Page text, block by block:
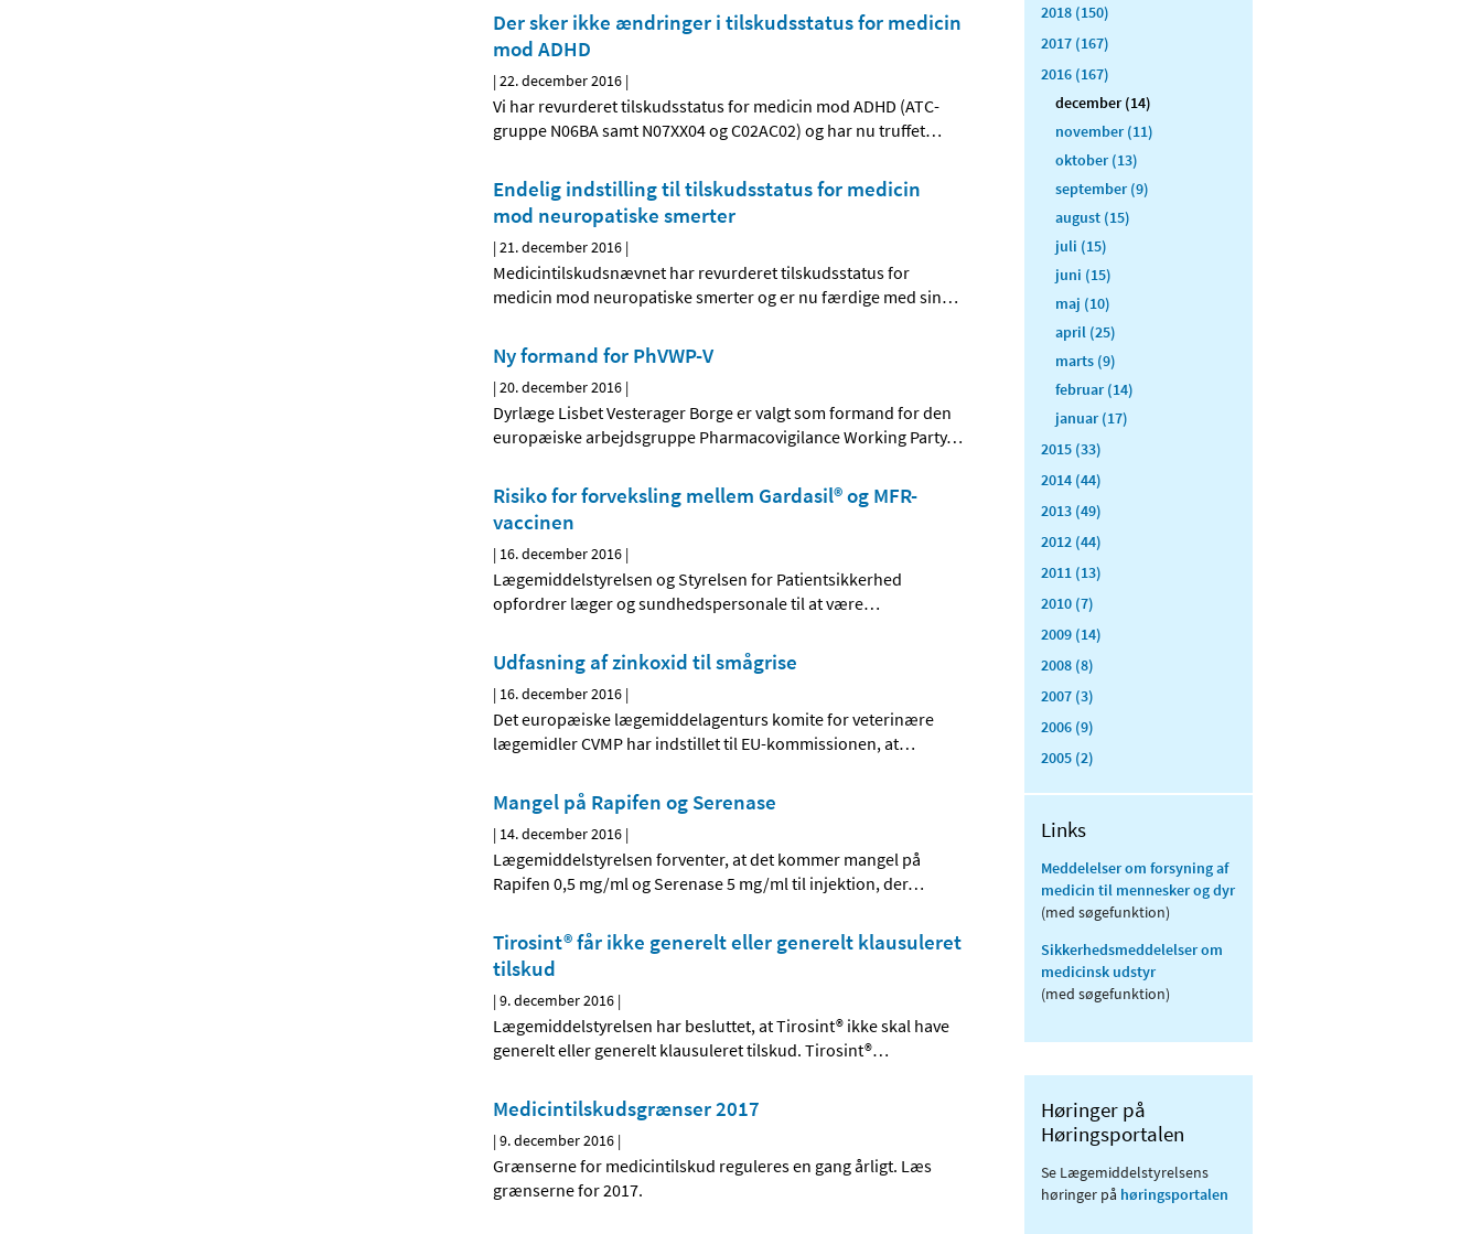
Der sker ikke ændringer i tilskudsstatus for medicin
mod ADHD
|22. december 2016 |
Vi har revurderet tilskudsstatus for medicin mod ADHD (ATC-
gruppe N06BA samt N07XX04 og C02AC02) og har nu truffet…
Endelig indstilling til tilskudsstatus for medicin
mod neuropatiske smerter
|21. december 2016 |
Medicintilskudsnævnet har revurderet tilskudsstatus for
medicin mod neuropatiske smerter og er nu færdige med sin…
Ny formand for PhVWP-V
|20. december 2016 |
Dyrlæge Lisbet Vesterager Borge er valgt som formand for den
europæiske arbejdsgruppe Pharmacovigilance Working Party…
Risiko for forveksling mellem Gardasil® og MFR-
vaccinen
| 16. december 2016 |
Lægemiddelstyrelsen og Styrelsen for Patientsikkerhed
opfordrer læger og sundhedspersonale til at være…
Udfasning af zinkoxid til smågrise
| 16. december 2016 |
Det europæiske lægemiddelagenturs komite for veterinære
lægemidler CVMP har indstillet til EU-kommissionen, at…
Mangel på Rapifen og Serenase
| 14. december 2016 |
Lægemiddelstyrelsen forventer, at det kommer mangel på
Rapifen 0,5 mg/ml og Serenase 5 mg/ml til injektion, der…
Tirosint® får ikke generelt eller generelt klausuleret
tilskud
|9. december 2016 |
Lægemiddelstyrelsen har besluttet, at Tirosint® ikke skal have
generelt eller generelt klausuleret tilskud. Tirosint®…
Medicintilskudsgrænser 2017
|9. december 2016 |
Grænserne for medicintilskud reguleres en gang årligt. Læs
grænserne for 2017.
2018 (150)
2017 (167)
2016 (167)
december (14)
november (11)
oktober (13)
september (9)
august (15)
juli (15)
juni (15)
maj (10)
april (25)
marts (9)
februar (14)
januar (17)
2015 (33)
2014 (44)
2013 (49)
2012 (44)
2011 (13)
2010 (7)
2009 (14)
2008 (8)
2007 (3)
2006 (9)
2005 (2)
Links
Meddelelser om forsyning af
medicin til mennesker og dyr
(med søgefunktion)
Sikkerhedsmeddelelser om
medicinsk udstyr
(med søgefunktion)
Høringer på
Høringsportalen
Se Lægemiddelstyrelsens
høringer på høringsportalen